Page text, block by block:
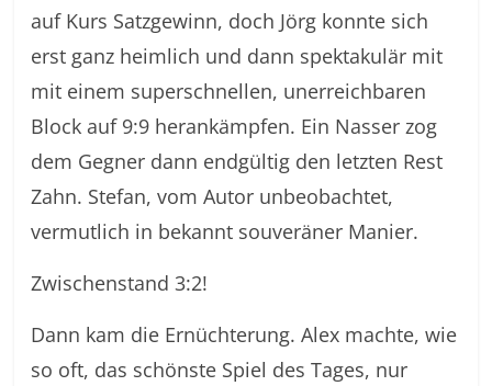
auf Kurs Satzgewinn, doch Jörg konnte sich
erst ganz heimlich und dann spektakulär mit
mit einem superschnellen, unerreichbaren
Block auf 9:9 herankämpfen. Ein Nasser zog
dem Gegner dann endgültig den letzten Rest
Zahn. Stefan, vom Autor unbeobachtet,
vermutlich in bekannt souveräner Manier.
Zwischenstand 3:2!
Dann kam die Ernüchterung. Alex machte, wie
so oft, das schönste Spiel des Tages, nur